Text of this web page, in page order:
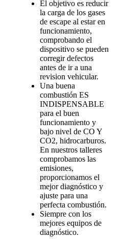
El objetivo es reducir
la carga de los gases
de escape al estar en
funcionamiento,
comprobando el
dispositivo se pueden
corregir defectos
antes de ir a una
revision vehicular.
Una buena
combustión ES
INDISPENSABLE
para el buen
funcionamiento y
bajo nivel de CO Y
CO2, hidrocarburos.
En nuestros talleres
comprobamos las
emisiones,
proporcionamos el
mejor diagnóstico y
ajuste para una
perfecta combustión.
Siempre con los
mejores equipos de
diagnóstico.